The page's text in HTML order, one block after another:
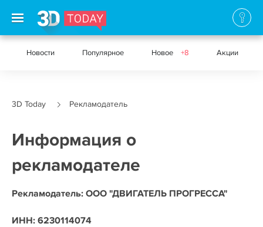
Новости Популярное Новое +8 Акции
3D Today Рекламодатель
Информация о
рекламодателе
Рекламодатель: ООО "ДВИГАТЕЛЬ ПРОГРЕССА"
ИНН: 6230114074